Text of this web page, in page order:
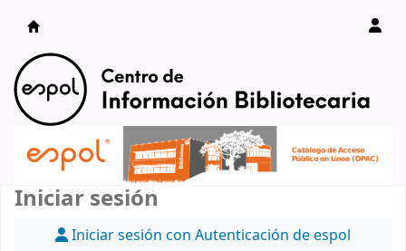
Catálogo en línea
Iniciar sesión
Iniciar sesión con Autenticación de espol